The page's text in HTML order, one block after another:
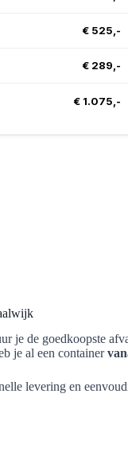
€ 525,-
€ 289,-
€ 1.075,-
je de goedkoopste
je al een container
levering en